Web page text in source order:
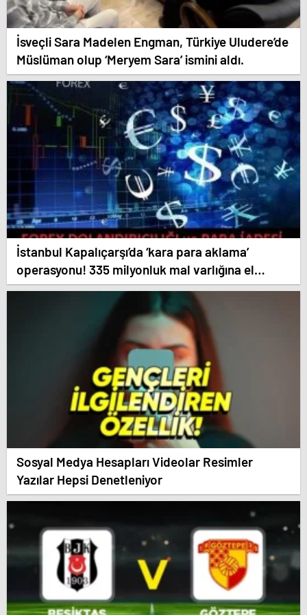
İsveçli Sara Madelen Engman, Türkiye Uludere’de
Müslüman olup ‘Meryem Sara’ ismini aldı.
İstanbul Kapalıçarşı’da ‘kara para aklama’
operasyonu! 335 milyonluk mal varlığına el
konuldu. Birçok kişi Gözaltına alındı.
Sosyal Medya Hesapları Videolar Resimler
Yazılar Hepsi Denetleniyor